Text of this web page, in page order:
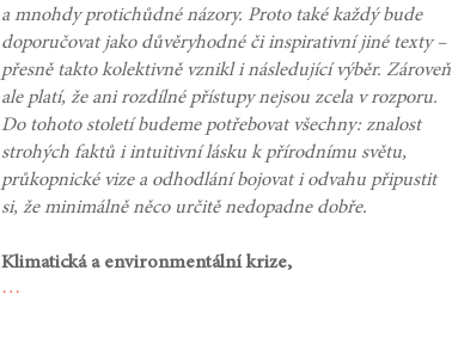
a mnohdy protichůdné názory. Proto také každý bude
doporučovat jako důvěryhodné či inspirativní jiné texty –
přesně takto kolektivně vznikl i následující výběr. Zároveň
ale platí, že ani rozdílné přístupy nejsou zcela v rozporu.
Do tohoto století budeme potřebovat všechny: znalost
strohých faktů i intuitivní lásku k přírodnímu světu,
průkopnické vize a odhodlání bojovat i odvahu připustit
si, že minimálně něco určitě nedopadne dobře.
Klimatická a environmentální krize,
…